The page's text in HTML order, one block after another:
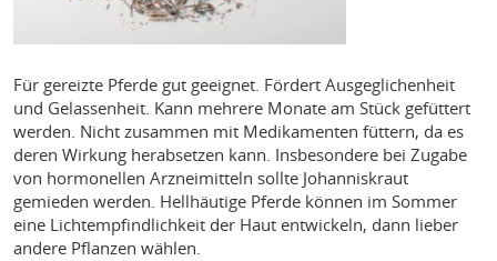
Für gereizte Pferde gut geeignet. Fördert Ausgeglichenheit
und Gelassenheit. Kann mehrere Monate am Stück gefüttert
werden. Nicht zusammen mit Medikamenten füttern, da es
deren Wirkung herabsetzen kann. Insbesondere bei Zugabe
von hormonellen Arzneimitteln sollte Johanniskraut
gemieden werden. Hellhäutige Pferde können im Sommer
eine Lichtempfindlichkeit der Haut entwickeln, dann lieber
andere Pflanzen wählen.